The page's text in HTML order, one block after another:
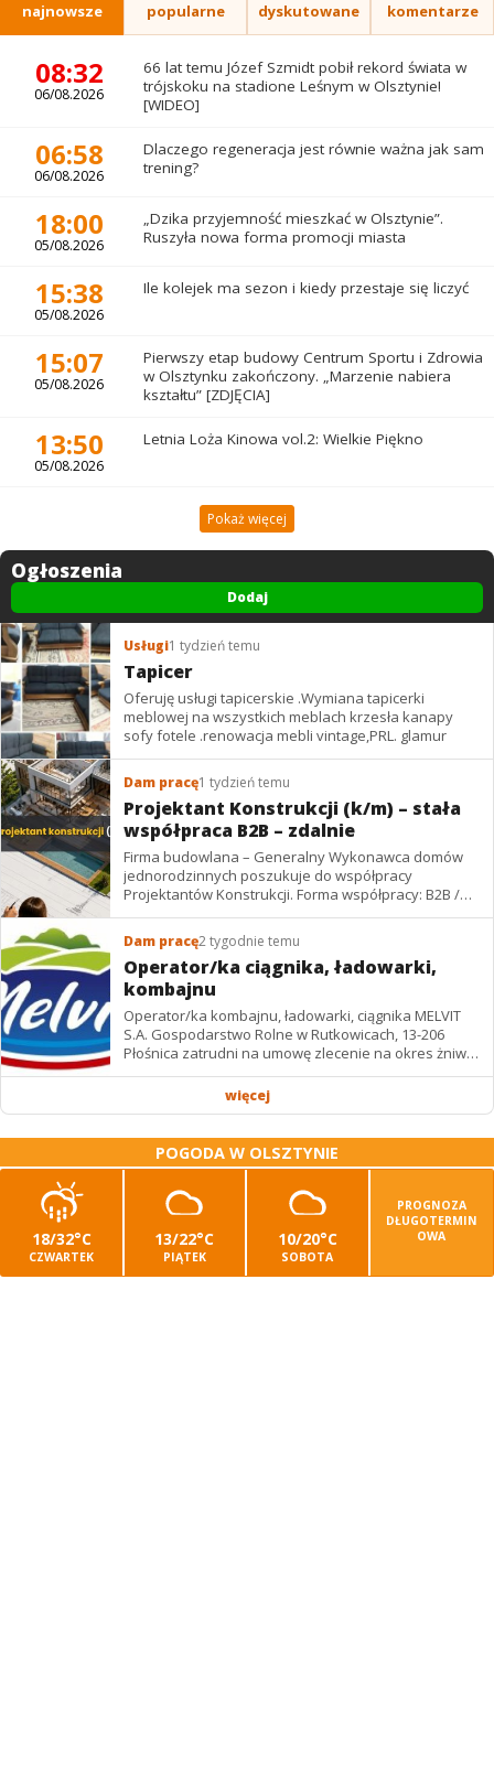
najnowsze popularne dyskutowane komentarze
08:32
06/08.2026
66 lat temu Józef Szmidt pobił rekord świata w
trójskoku na stadione Leśnym w Olsztynie!
[WIDEO]
06:58
06/08.2026
Dlaczego regeneracja jest równie ważna jak sam
trening?
18:00
05/08.2026
„Dzika przyjemność mieszkać w Olsztynie”.
Ruszyła nowa forma promocji miasta
15:38
05/08.2026
Ile kolejek ma sezon i kiedy przestaje się liczyć
15:07
05/08.2026
Pierwszy etap budowy Centrum Sportu i Zdrowia
w Olsztynku zakończony. „Marzenie nabiera
kształtu” [ZDJĘCIA]
13:50
05/08.2026
Letnia Loża Kinowa vol.2: Wielkie Piękno
Pokaż więcej
Ogłoszenia
Dodaj
Usługi1 tydzień temu
Tapicer
Oferuję usługi tapicerskie .Wymiana tapicerki
meblowej na wszystkich meblach krzesła kanapy
sofy fotele .renowacja mebli vintage,PRL. glamur
Dam pracę1 tydzień temu
Projektant Konstrukcji (k/m) – stała
współpraca B2B – zdalnie
Firma budowlana – Generalny Wykonawca domów
jednorodzinnych poszukuje do współpracy
Projektantów Konstrukcji. Forma współpracy: B2B /
Dam pracę2 tygodnie temu
Operator/ka ciągnika, ładowarki,
kombajnu
Operator/ka kombajnu, ładowarki, ciągnika MELVIT
S.A. Gospodarstwo Rolne w Rutkowicach, 13-206
Płośnica zatrudni na umowę zlecenie na okres żniw: -
więcej
POGODA W OLSZTYNIE
18/32°C
CZWARTEK
13/22°C
PIĄTEK
10/20°C
SOBOTA
PROGNOZA
DŁUGOTERMIN
OWA